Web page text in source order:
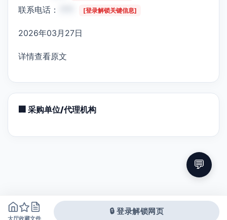
联系电话： [登录解锁关键信息]
2026年03月27日
详情查看原文
🏢 采购单位/代理机构
大厅收藏文件
🔒 登录解锁网页
💬